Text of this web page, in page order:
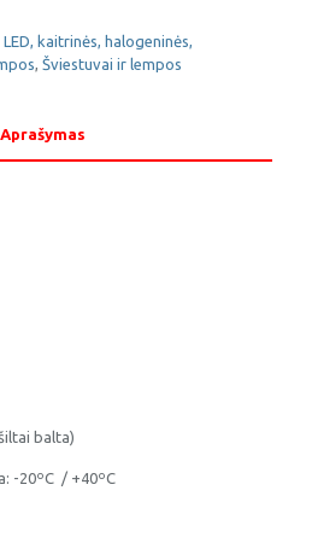
LED, kaitrinės, halogeninės,
, Šviestuvai ir lempos
Aprašymas
balta)
-20ºC / +40ºC